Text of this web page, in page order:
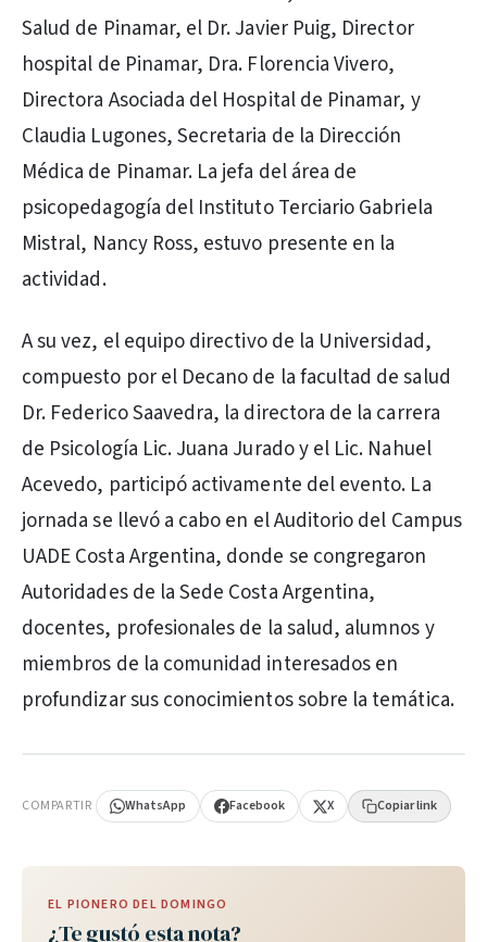
Salud de Pinamar, el Dr. Javier Puig, Director
hospital de Pinamar, Dra. Florencia Vivero,
Directora Asociada del Hospital de Pinamar, y
Claudia Lugones, Secretaria de la Dirección
Médica de Pinamar. La jefa del área de
psicopedagogía del Instituto Terciario Gabriela
Mistral, Nancy Ross, estuvo presente en la
actividad.
A su vez, el equipo directivo de la Universidad,
compuesto por el Decano de la facultad de salud
Dr. Federico Saavedra, la directora de la carrera
de Psicología Lic. Juana Jurado y el Lic. Nahuel
Acevedo, participó activamente del evento. La
jornada se llevó a cabo en el Auditorio del Campus
UADE Costa Argentina, donde se congregaron
Autoridades de la Sede Costa Argentina,
docentes, profesionales de la salud, alumnos y
miembros de la comunidad interesados en
profundizar sus conocimientos sobre la temática.
COMPARTIR WhatsApp Facebook X Copiar link
EL PIONERO DEL DOMINGO
¿Te gustó esta nota?